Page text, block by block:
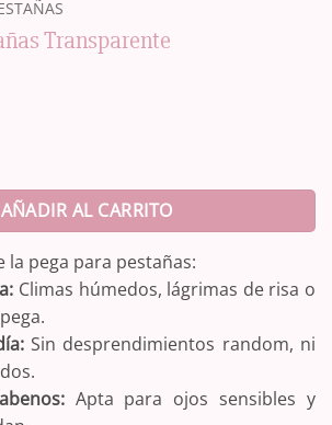
Transparente
Transparente cantidad
AÑADIR AL CARRITO
la pega para pestañas:
Climas húmedos, lágrimas de risa o
Sin desprendimientos random, ni
Apta para ojos sensibles y